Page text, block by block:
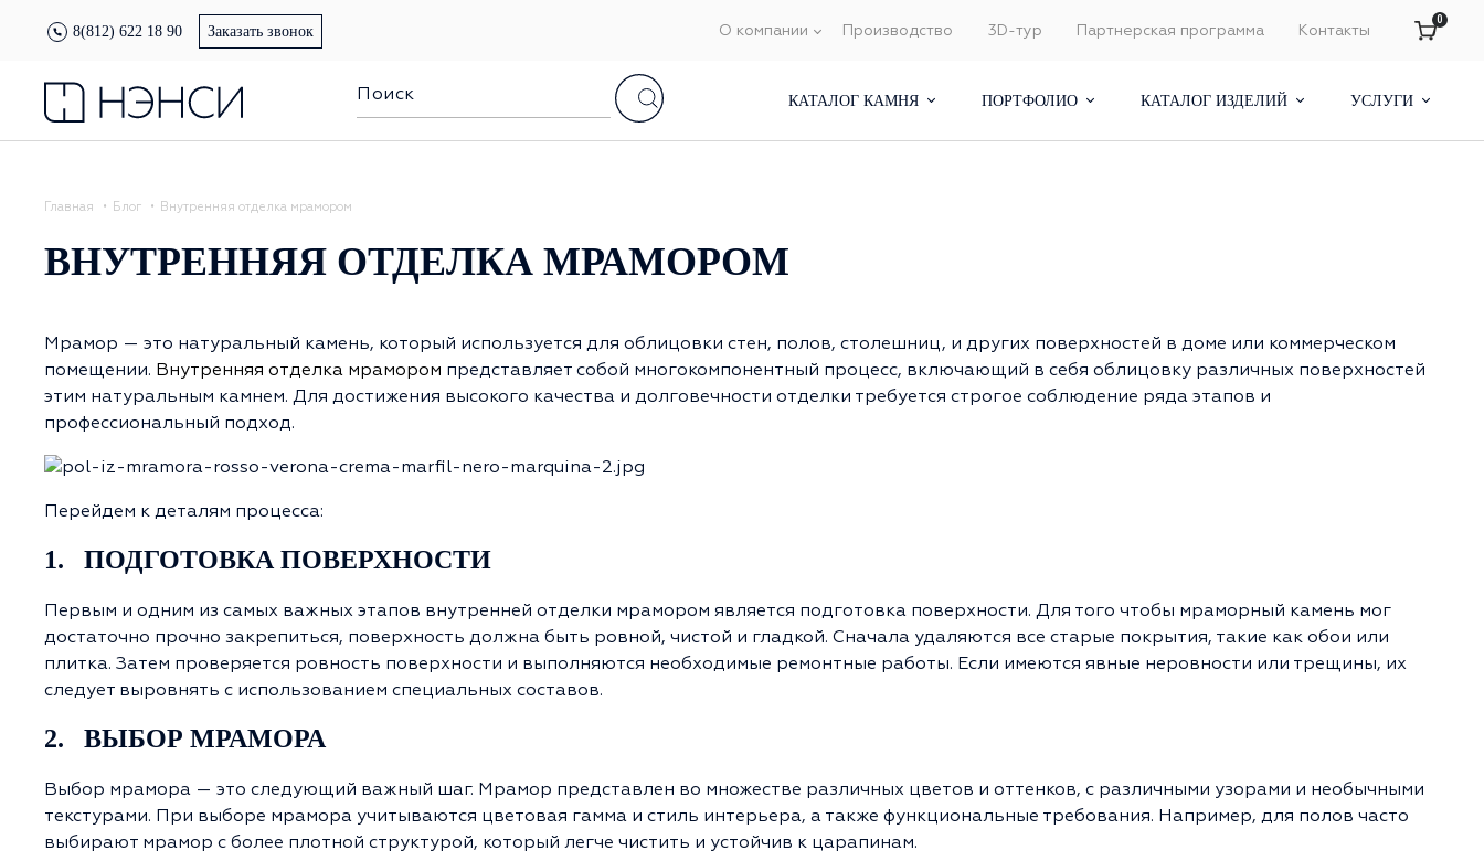
8(812) 622 18 90 Заказать звонок О компании Производство 3D-тур Партнерская программа Контакты
0
КАТАЛОГ КАМНЯ ПОРТФОЛИО КАТАЛОГ ИЗДЕЛИЙ УСЛУГИ
Главная Блог Внутренняя отделка мрамором
ВНУТРЕННЯЯ ОТДЕЛКА МРАМОРОМ
Мрамор — это натуральный камень, который используется для облицовки стен, полов, столешниц, и других поверхностей в доме или коммерческом
помещении. Внутренняя отделка мрамором представляет собой многокомпонентный процесс, включающий в себя облицовку различных поверхностей
этим натуральным камнем. Для достижения высокого качества и долговечности отделки требуется строгое соблюдение ряда этапов и
профессиональный подход.
Перейдем к деталям процесса:
1. ПОДГОТОВКА ПОВЕРХНОСТИ
Первым и одним из самых важных этапов внутренней отделки мрамором является подготовка поверхности. Для того чтобы мраморный камень мог
достаточно прочно закрепиться, поверхность должна быть ровной, чистой и гладкой. Сначала удаляются все старые покрытия, такие как обои или
плитка. Затем проверяется ровность поверхности и выполняются необходимые ремонтные работы. Если имеются явные неровности или трещины, их
следует выровнять с использованием специальных составов.
2. ВЫБОР МРАМОРА
Выбор мрамора — это следующий важный шаг. Мрамор представлен во множестве различных цветов и оттенков, с различными узорами и необычными
текстурами. При выборе мрамора учитываются цветовая гамма и стиль интерьера, а также функциональные требования. Например, для полов часто
выбирают мрамор с более плотной структурой, который легче чистить и устойчив к царапинам.